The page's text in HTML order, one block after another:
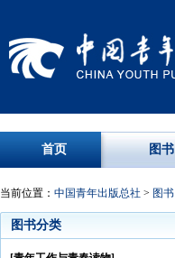
首页 图书
当前位置： 中国青年出版总社 > 图书
图书分类